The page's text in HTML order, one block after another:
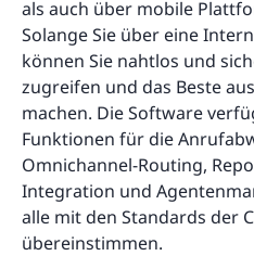
als auch über mobile
Solange Sie über eine
können Sie nahtlos und
zugreifen und das Beste
machen. Die Software
Funktionen für die
Omnichannel-Routing,
Integration und
alle mit den Standards der
übereinstimmen.